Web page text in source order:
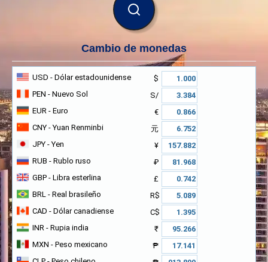
BUSCAR
Cambio de monedas
USD - Dólar estadounidense
$
PEN - Nuevo Sol
S/
EUR - Euro
€
CNY - Yuan Renminbi
元
JPY - Yen
¥
RUB - Rublo ruso
₽
GBP - Libra esterlina
£
BRL - Real brasileño
R$
CAD - Dólar canadiense
C$
INR - Rupia india
₹
MXN - Peso mexicano
₱